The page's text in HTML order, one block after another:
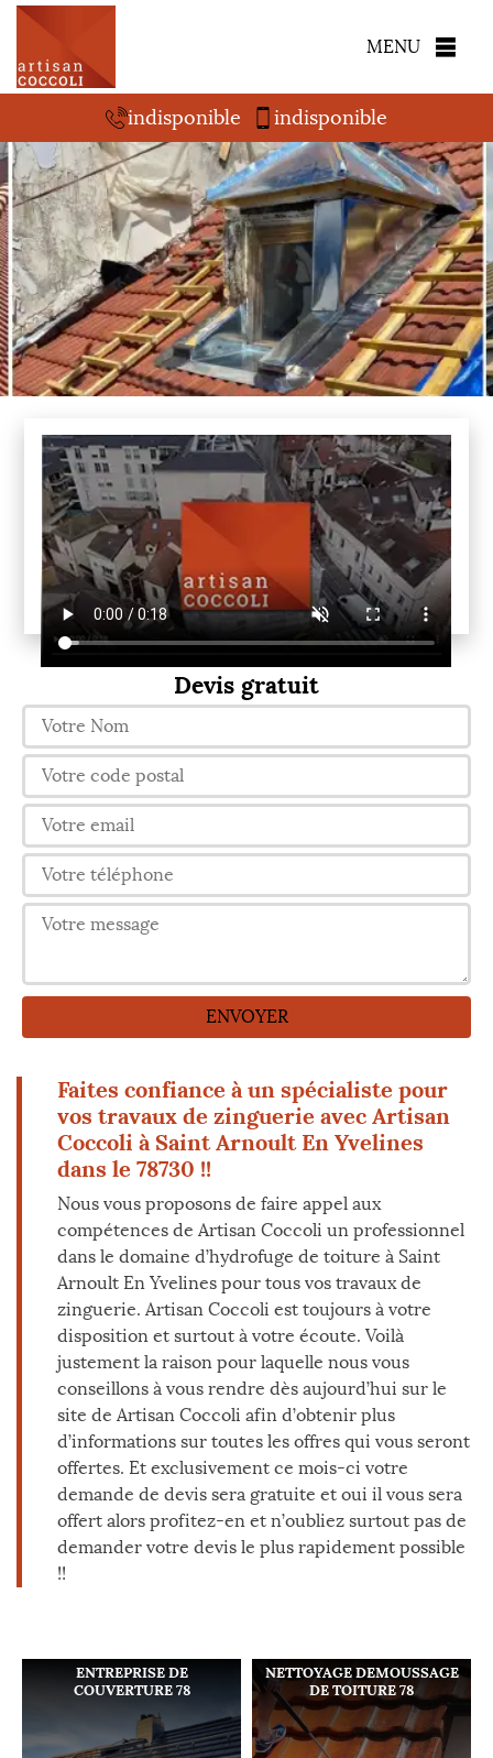
MENU
indisponible indisponible
Devis gratuit
Faites confiance à un spécialiste pour
vos travaux de zinguerie avec Artisan
Coccoli à Saint Arnoult En Yvelines
dans le 78730 !!
Nous vous proposons de faire appel aux
compétences de Artisan Coccoli un professionnel
dans le domaine d’hydrofuge de toiture à Saint
Arnoult En Yvelines pour tous vos travaux de
zinguerie. Artisan Coccoli est toujours à votre
disposition et surtout à votre écoute. Voilà
justement la raison pour laquelle nous vous
conseillons à vous rendre dès aujourd’hui sur le
site de Artisan Coccoli afin d’obtenir plus
d’informations sur toutes les offres qui vous seront
offertes. Et exclusivement ce mois-ci votre
demande de devis sera gratuite et oui il vous sera
offert alors profitez-en et n’oubliez surtout pas de
demander votre devis le plus rapidement possible
!!
ENTREPRISE DE
COUVERTURE 78
NETTOYAGE DEMOUSSAGE
DE TOITURE 78